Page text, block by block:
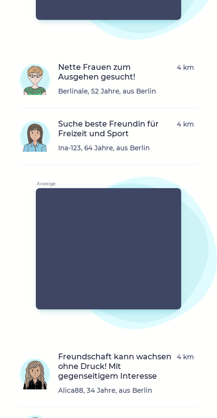
Nette Frauen zum
Ausgehen gesucht!
Berlinale, 52 Jahre, aus Berlin
4 km
Suche beste Freundin für
Freizeit und Sport
Ina-123, 64 Jahre, aus Berlin
4 km
Freundschaft kann wachsen
ohne Druck! Mit
gegenseitigem Interesse
Alica88, 34 Jahre, aus Berlin
4 km